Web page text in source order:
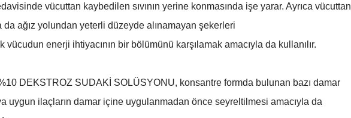
vücuttan kaybedilen sıvının yerine konmasında işe yarar. Ayrıca vücuttan
da ağız yolundan yeterli düzeyde alınamayan şekerleri
vücudun enerji ihtiyacının bir bölümünü karşılamak amacıyla da kullanılır.
DEKSTROZ SUDAKİ SOLÜSYONU, konsantre formda bulunan bazı damar
uygun ilaçların damar içine uygulanmadan önce seyreltilmesi amacıyla da